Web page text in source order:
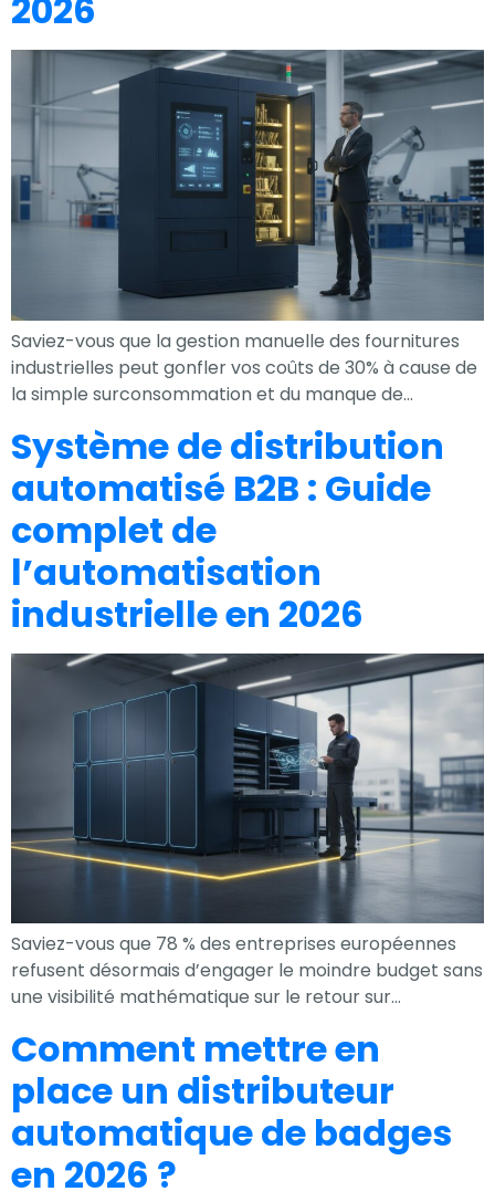
2026
Saviez-vous que la gestion manuelle des fournitures
industrielles peut gonfler vos coûts de 30% à cause de
la simple surconsommation et du manque de…
Système de distribution
automatisé B2B : Guide
complet de
l’automatisation
industrielle en 2026
Saviez-vous que 78 % des entreprises européennes
refusent désormais d’engager le moindre budget sans
une visibilité mathématique sur le retour sur…
Comment mettre en
place un distributeur
automatique de badges
en 2026 ?